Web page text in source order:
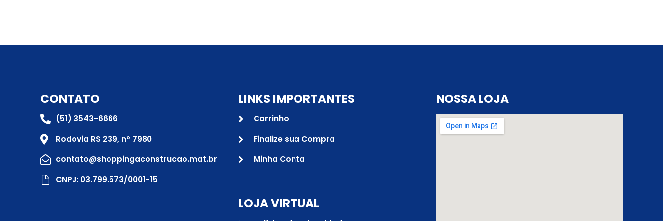
CONTATO
(51) 3543-6666
Rodovia RS 239, nº 7980
contato@shoppingaconstrucao.mat.br
CNPJ: 03.799.573/0001-15
LINKS IMPORTANTES
Carrinho
Finalize sua Compra
Minha Conta
LOJA VIRTUAL
NOSSA LOJA